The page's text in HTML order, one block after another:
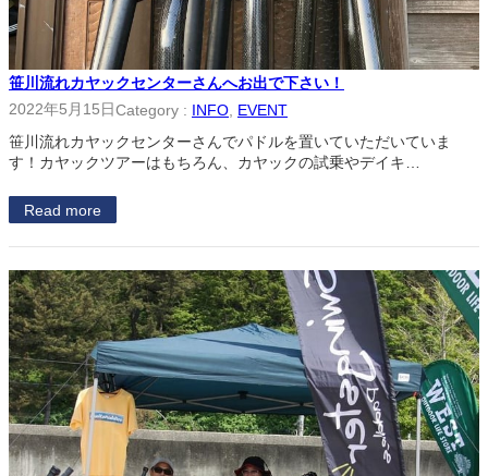
笹川流れカヤックセンターさんへお出で下さい！
2022年5月15日Category : INFO EVENT
笹川流れカヤックセンターさんでパドルを置いていただいていま
す！カヤックツアーはもちろん、カヤックの試乗やデイキ…
Read more